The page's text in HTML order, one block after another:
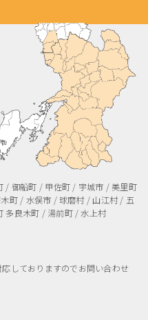
/ 御船町 / 甲佐町 / 宇城市 / 美里町
町 / 水俣市 / 球磨村 / 山江村 / 五
多良木町 / 湯前町 / 水上村
しておりますのでお問い合わせ